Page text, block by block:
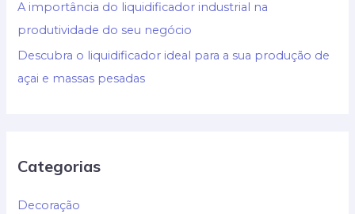
A importância do liquidificador industrial na
produtividade do seu negócio
Descubra o liquidificador ideal para a sua produção de
açai e massas pesadas
Categorias
Decoração